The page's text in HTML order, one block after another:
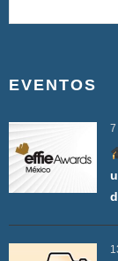
EVENTOS
7